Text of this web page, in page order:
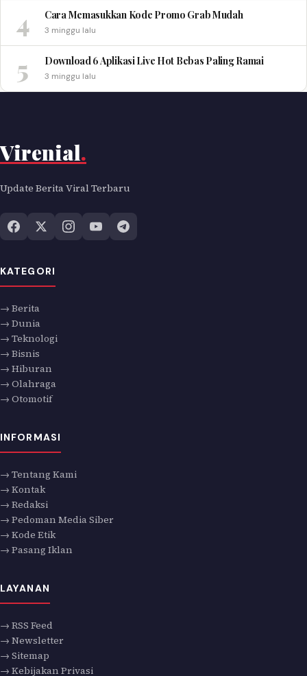
4 Cara Memasukkan Kode Promo Grab Mudah
3 minggu lalu
5 Download 6 Aplikasi Live Hot Bebas Paling Ramai
3 minggu lalu
Virenial.
Update Berita Viral Terbaru
KATEGORI
→ Berita
→ Dunia
→ Teknologi
→ Bisnis
→ Hiburan
→ Olahraga
→ Otomotif
INFORMASI
→ Tentang Kami
→ Kontak
→ Redaksi
→ Pedoman Media Siber
→ Kode Etik
→ Pasang Iklan
LAYANAN
→ RSS Feed
→ Newsletter
→ Sitemap
→ Kebijakan Privasi